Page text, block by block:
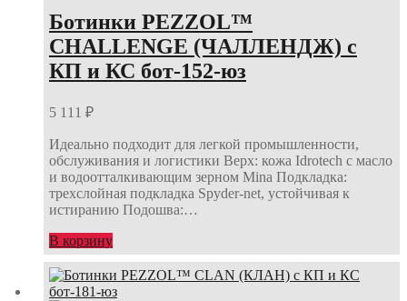
Ботинки PEZZOL™
CHALLENGE (ЧАЛЛЕНДЖ) с
КП и КС бот-152-юз
5 111 ₽
Идеально подходит для легкой промышленности,
обслуживания и логистики Верх: кожа Idrotech с масло
и водоотталкивающим зерном Mina Подкладка:
трехслойная подкладка Spyder-net, устойчивая к
истиранию Подошва:…
В корзину